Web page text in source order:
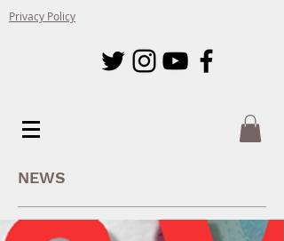
Privacy Policy
NEWS